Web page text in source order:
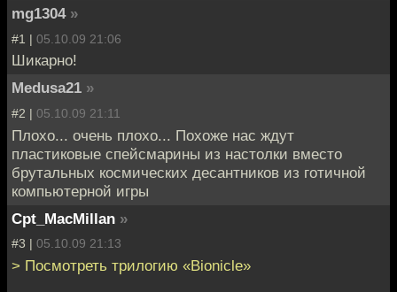
mg1304 »
#1 | 05.10.09 21:06
Шикарно!
Medusa21 »
#2 | 05.10.09 21:11
Плохо... очень плохо... Похоже нас ждут
пластиковые спейсмарины из настолки вместо
брутальных космических десантников из готичной
компьютерной игры
Cpt_MacMillan »
#3 | 05.10.09 21:13
> Посмотреть трилогию «Bionicle»